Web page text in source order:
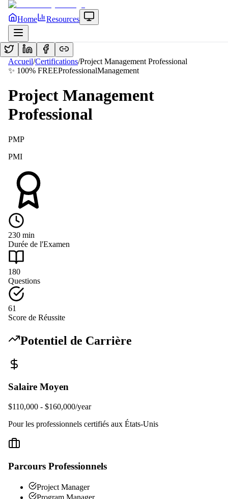
Home Resources
Accueil/Certifications/Project Management Professional
✨ 100% FREEProfessionalManagement
Project Management
Professional
PMP
PMI
230 min
Durée de l'Examen
180
Questions
61
Score de Réussite
Potentiel de Carrière
Salaire Moyen
$110,000 - $160,000/year
Pour les professionnels certifiés aux États-Unis
Parcours Professionnels
Project Manager
Program Manager